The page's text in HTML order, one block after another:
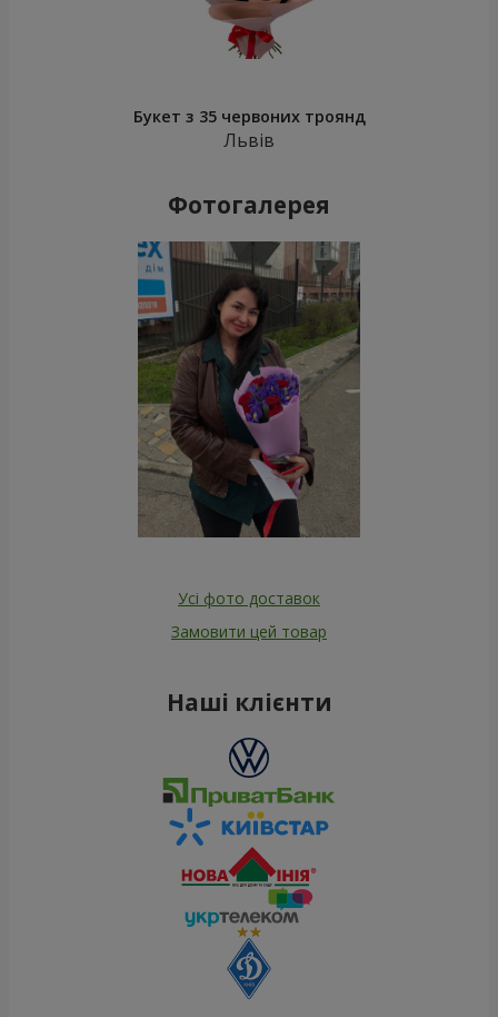
Букет з 35 червоних троянд
Львів
Фотогалерея
Усі фото доставок
Замовити цей товар
Наші клієнти